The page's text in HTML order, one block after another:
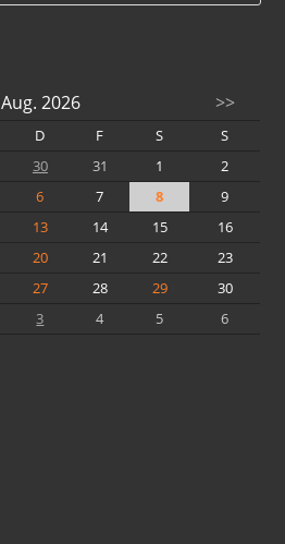
Aug. 2026 >>
D F S
S
30 31 1
2
6 7 8
9
13 14 15
16
20 21 22
23
27 28 29
30
3 4 5 6